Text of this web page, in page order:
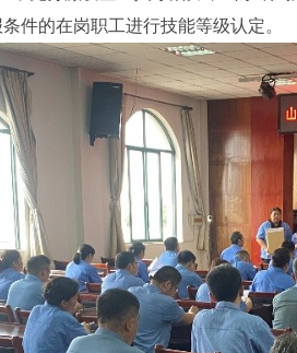
件的在岗职工进行技能等级认定。